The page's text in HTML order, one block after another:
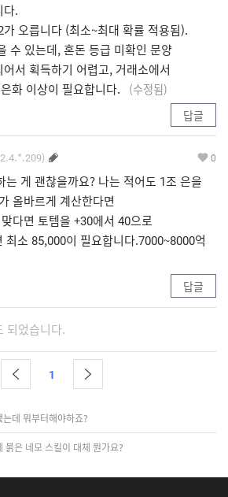
다.
오릅니다 (최소~최대 확률 적용됨).
수 있는데, 혼돈 등급 미확인 문양
서 획득하기 어렵고, 거래소에서
화 이상이 필요합니다. (수정됨)
답글
0
는 게 괜찮을까요? 나는 적어도 1조 은을
올바르게 계산한다면
다면 토템을 +30에서 40으로
최소 85,000이 필요합니다.7000~8000억
답글
되었습니다.
1
는데 뭐부터해야하죠?
붉은 네모 스킬이 대체 뭔가요?